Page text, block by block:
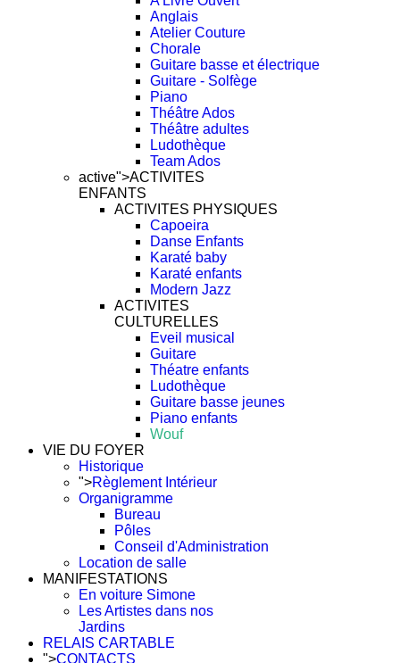
Anglais
Atelier Couture
Chorale
Guitare basse et électrique
Guitare - Solfège
Piano
Théâtre Ados
Théâtre adultes
Ludothèque
Team Ados
active">ACTIVITES
ENFANTS
ACTIVITES PHYSIQUES
Capoeira
Danse Enfants
Karaté baby
Karaté enfants
Modern Jazz
ACTIVITES
CULTURELLES
Eveil musical
Guitare
Théatre enfants
Ludothèque
Guitare basse jeunes
Piano enfants
Wouf
VIE DU FOYER
Historique
">Règlement Intérieur
Organigramme
Bureau
Pôles
Conseil d'Administration
Location de salle
MANIFESTATIONS
En voiture Simone
Les Artistes dans nos
Jardins
RELAIS CARTABLE
">CONTACTS